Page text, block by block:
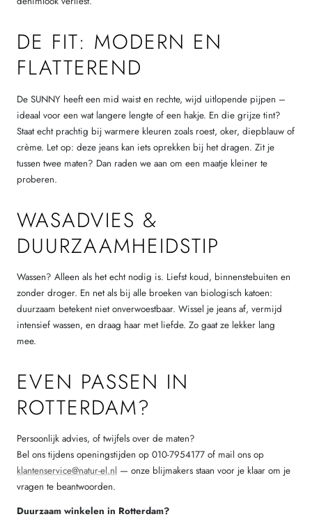
DE FIT: MODERN EN
FLATTEREND
De SUNNY heeft een mid waist en rechte, wijd uitlopende pijpen –
ideaal voor een wat langere lengte of een hakje. En die grijze tint?
Staat echt prachtig bij warmere kleuren zoals roest, oker, diepblauw of
crème. Let op: deze jeans kan iets oprekken bij het dragen. Zit je
tussen twee maten? Dan raden we aan om een maatje kleiner te
proberen.
WASADVIES &
DUURZAAMHEIDSTIP
Wassen? Alleen als het echt nodig is. Liefst koud, binnenstebuiten en
zonder droger. En net als bij alle broeken van biologisch katoen:
duurzaam betekent niet onverwoestbaar. Wissel je jeans af, vermijd
intensief wassen, en draag haar met liefde. Zo gaat ze lekker lang
mee.
EVEN PASSEN IN
ROTTERDAM?
Persoonlijk advies, of twijfels over de maten?
Bel ons tijdens openingstijden op 010-7954177 of mail ons op
klantenservice@natur-el.nl — onze blijmakers staan voor je klaar om je
vragen te beantwoorden.
Duurzaam winkelen in Rotterdam?